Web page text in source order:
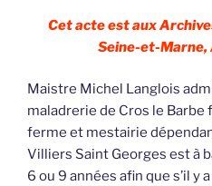
Cet acte est aux
Seine-et-
Maistre Michel Langlois
maladrerie de Cros le Barbe
ferme et mestairie
Villiers Saint Georges est à
6 ou 9 années afin que s’il y